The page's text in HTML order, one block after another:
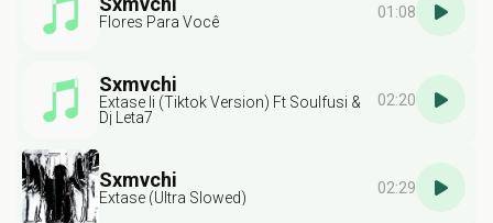
Flores Para Você
01:08
Sxmvchi
Extase Ii (Tiktok Version) Ft Soulfusi &
Dj Leta7
02:20
Sxmvchi
Extase (Ultra Slowed)
02:29